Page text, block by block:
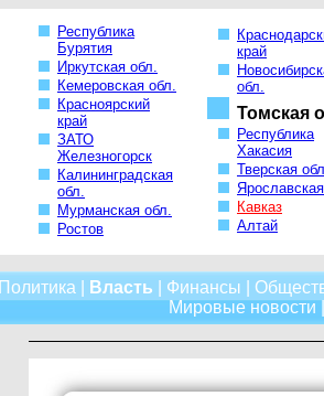
Республика
Бурятия
Иркутская обл.
Кемеровская обл.
Красноярский
край
ЗАТО
Железногорск
Калининградская
обл.
Мурманская обл.
Ростов
край
обл.
Томская
Республика
Хакасия
Тверская
Кавказ
Алтай
Политика Власть Финансы
Мировые новости